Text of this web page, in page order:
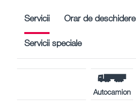
Servicii Orar de deschidere
Servicii speciale
Autocamion